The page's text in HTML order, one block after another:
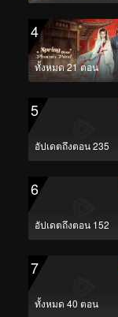
4
ทั้งหมด 21 ตอน
5
อัปเดตถึงตอน 235
6
อัปเดตถึงตอน 152
7
ทั้งหมด 40 ตอน